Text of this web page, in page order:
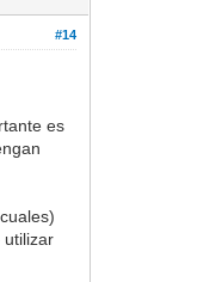
#14
es
utilizar